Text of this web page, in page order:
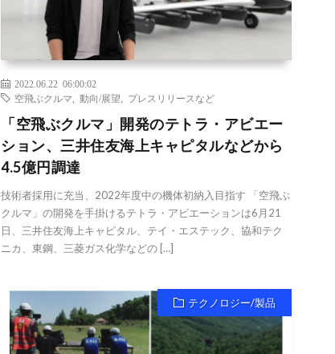
2022.06.22 06:00:02
空飛ぶクルマ
,動向/展望 プレスリリースなど
「空飛ぶクルマ」開発のテトラ・アビエー
ション、三井住友海上キャピタルなどから
4.5億円調達
技術者採用に充当、2022年度中の機体初納入目指す 「空飛ぶ
クルマ」の開発を手掛けるテトラ・アビエーションは6月21
日、三井住友海上キャピタル、テイ・エステック、協和テク
ニカ、東鋼、三菱ガス化学などの […]
テクノロジー/製品